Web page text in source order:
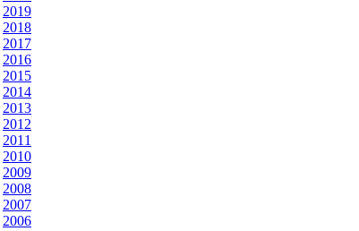
2019
2018
2017
2016
2015
2014
2013
2012
2011
2010
2009
2008
2007
2006